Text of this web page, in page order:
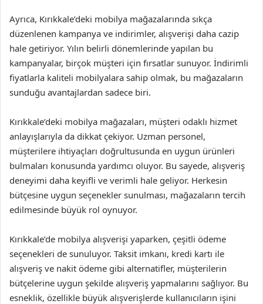
Ayrıca, Kırıkkale’deki mobilya mağazalarında sıkça
düzenlenen kampanya ve indirimler, alışverişi daha cazip
hale getiriyor. Yılın belirli dönemlerinde yapılan bu
kampanyalar, birçok müşteri için fırsatlar sunuyor. İndirimli
fiyatlarla kaliteli mobilyalara sahip olmak, bu mağazaların
sunduğu avantajlardan sadece biri.
Kırıkkale’deki mobilya mağazaları, müşteri odaklı hizmet
anlayışlarıyla da dikkat çekiyor. Uzman personel,
müşterilere ihtiyaçları doğrultusunda en uygun ürünleri
bulmaları konusunda yardımcı oluyor. Bu sayede, alışveriş
deneyimi daha keyifli ve verimli hale geliyor. Herkesin
bütçesine uygun seçenekler sunulması, mağazaların tercih
edilmesinde büyük rol oynuyor.
Kırıkkale’de mobilya alışverişi yaparken, çeşitli ödeme
seçenekleri de sunuluyor. Taksit imkanı, kredi kartı ile
alışveriş ve nakit ödeme gibi alternatifler, müşterilerin
bütçelerine uygun şekilde alışveriş yapmalarını sağlıyor. Bu
esneklik, özellikle büyük alışverişlerde kullanıcıların işini